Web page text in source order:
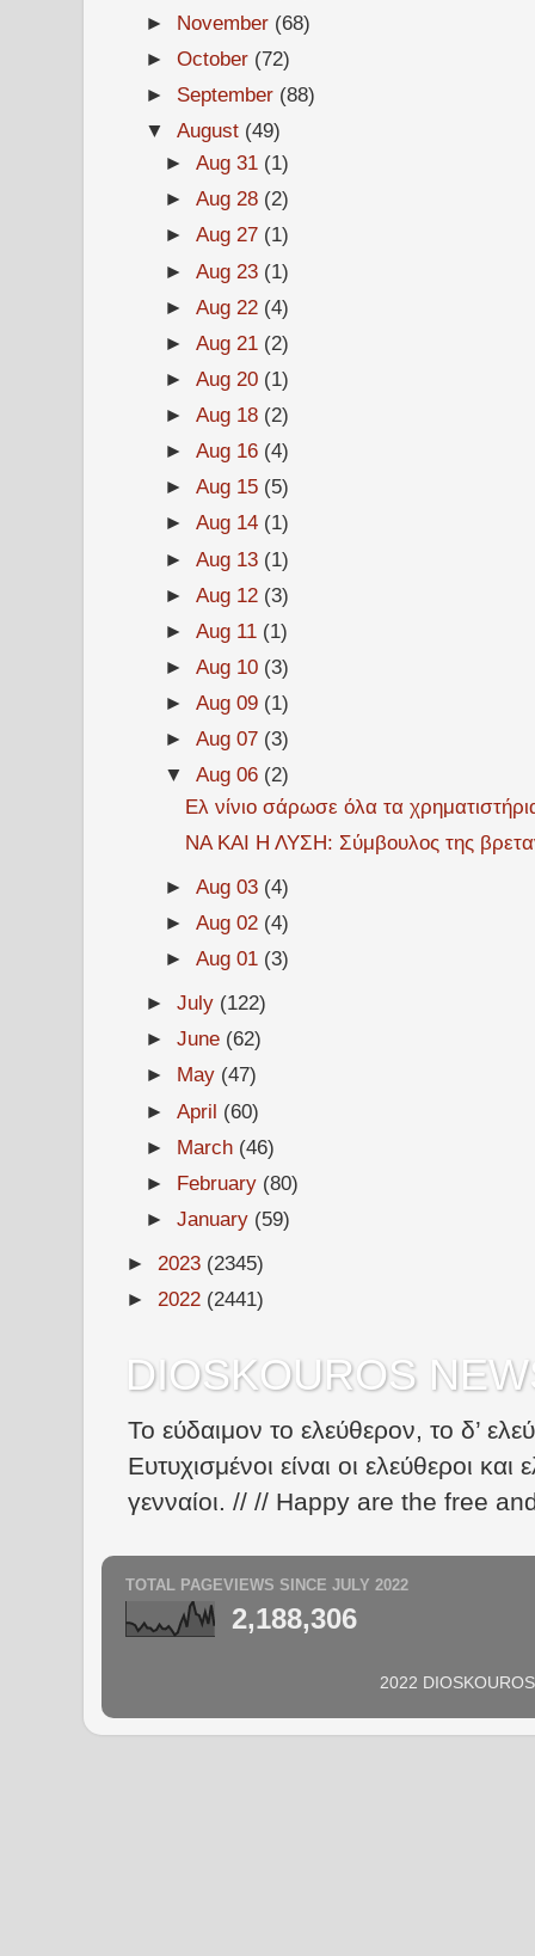
► November (68)
►October (72)
► September (88)
▼August (49)
►Aug 31 (1)
►Aug 28 (2)
►Aug 27 (1)
►Aug 23 (1)
►Aug 22 (4)
►Aug 21 (2)
►Aug 20 (1)
►Aug 18 (2)
►Aug 16 (4)
►Aug 15 (5)
►Aug 14 (1)
►Aug 13 (1)
►Aug 12 (3)
►Aug 11 (1)
►Aug 10 (3)
►Aug 09 (1)
►Aug 07 (3)
▼Aug 06 (2)
Ελ νίνιο σάρωσε όλα τα
ΝΑ ΚΑΙ Η ΛΥΣΗ: Σύμβουλος της
►Aug 03 (4)
►Aug 02 (4)
►Aug 01 (3)
►July (122)
►June (62)
► May (47)
►April (60)
► March (46)
► February (80)
►January (59)
► 2023 (2345)
► 2022 (2441)
DIOSKOUROS
Το εύδαιμον το ελεύθερον, το δ’
Ευτυχισμένοι είναι οι ελεύθεροι και
γενναίοι. // // Happy are the free
TOTAL PAGEVIEWS SINCE JULY 2022
2,188,306
2022